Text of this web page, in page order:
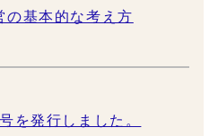
の基本的な考え方
を発行しました。